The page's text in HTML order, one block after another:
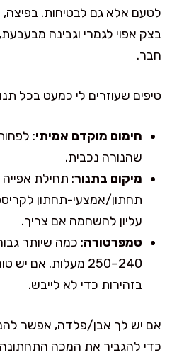
לטעם אלא גם לבטיחות.
בצק אפוי לגמרי וגבינה מבעבעת,
חבר.
טיפים שעוזרים לי כמעט בכל
חימום מוקדם אמיתי
שהנורה נכבית.
מיקום בתנור: תחילת
תחתון/אמצעי-תחתון
עליון להשחמה אם צריך.
טמפרטורה: כמה שיותר
240–250 מעלות.
בזהירות כדי לא לייבש.
אם יש לך אבן/פלדה, אפשר
כדי להגביר את המכה